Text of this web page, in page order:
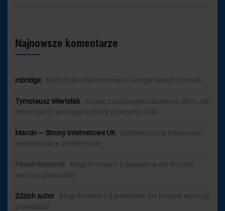
Najnowsze komentarze
mbridge- Statystyki indeksowania w Google Search Console
Tymoteusz Wiertelak
Koniec z utraconymi danymi w SEO! Jak
Revamper11 pomaga w pracy z danymi z GSC
Marcin — Strony Internetowe UK
Automatyczne linkowanie
wewnętrzne w WordPressie
Paweł Gontarek
Blogi firmowe ? 8 powodów, dla których
warto je prowadzić!
Zdzich autor
Blogi firmowe ? 8 powodów, dla których warto je
prowadzić!